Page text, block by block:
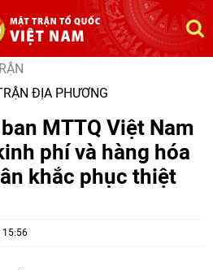
ĐỊA PHƯƠNG
MTTQ Việt Nam
phí và hàng hóa
khắc phục thiệt
15:56